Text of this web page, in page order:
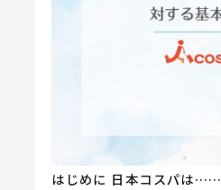
はじめに 日本コスパは……